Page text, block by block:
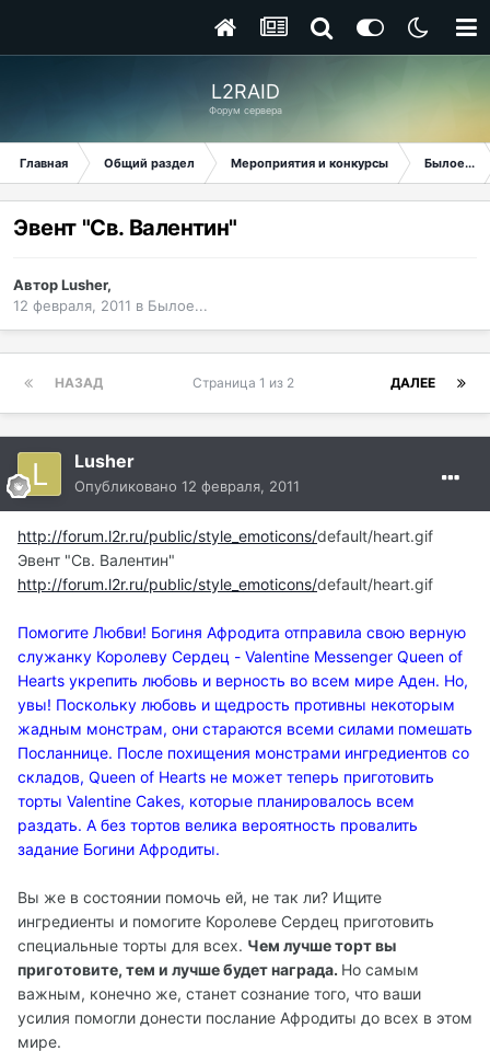
L2RAID
Форум сервера
Главная Общий раздел Мероприятия и конкурсы Былое...
Эвент "Св. Валентин"
АвторLusher,
12 февраля, 2011 в Былое...
НАЗАД ДАЛЕЕ
Страница 1 из 2
Lusher
Опубликовано 12 февраля, 2011
http://forum.l2r.ru/public/style_emoticons/default/heart.gif
Эвент "Св. Валентин"
http://forum.l2r.ru/public/style_emoticons/default/heart.gif
Помогите Любви! Богиня Афродита отправила свою верную
служанку Королеву Сердец - Valentine Messenger Queen of
Hearts укрепить любовь и верность во всем мире Аден. Но,
увы! Поскольку любовь и щедрость противны некоторым
жадным монстрам, они стараются всеми силами помешать
Посланнице. После похищения монстрами ингредиентов со
складов, Queen of Hearts не может теперь приготовить
торты Valentine Cakes, которые планировалось всем
раздать. А без тортов велика вероятность провалить
задание Богини Афродиты.
Вы же в состоянии помочь ей, не так ли? Ищите
ингредиенты и помогите Королеве Сердец приготовить
специальные торты для всех. Чем лучше торт вы
приготовите, тем и лучше будет награда. Но самым
важным, конечно же, станет сознание того, что ваши
усилия помогли донести послание Афродиты до всех в этом
мире.